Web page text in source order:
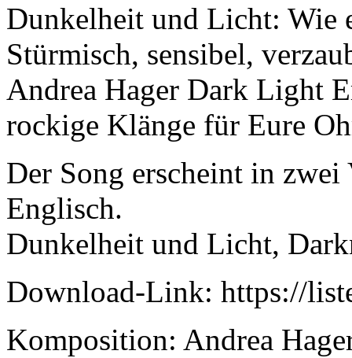
Dunkelheit und Licht: Wie
Stürmisch, sensibel,
Andrea Hager Dark Light
rockige Klänge für Eure
Der Song erscheint in zwei
Englisch.
Dunkelheit und Licht,
Download-Link: https://
Komposition: Andrea